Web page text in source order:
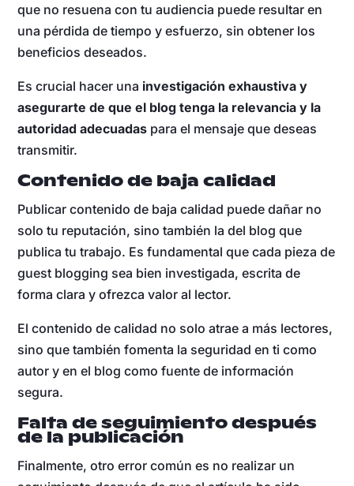
que no resuena con tu audiencia puede resultar en
una pérdida de tiempo y esfuerzo, sin obtener los
beneficios deseados.
Es crucial hacer una investigación exhaustiva y
asegurarte de que el blog tenga la relevancia y la
autoridad adecuadas para el mensaje que deseas
transmitir.
Contenido de baja calidad
Publicar contenido de baja calidad puede dañar no
solo tu reputación, sino también la del blog que
publica tu trabajo. Es fundamental que cada pieza de
guest blogging sea bien investigada, escrita de
forma clara y ofrezca valor al lector.
El contenido de calidad no solo atrae a más lectores,
sino que también fomenta la seguridad en ti como
autor y en el blog como fuente de información
segura.
Falta de seguimiento después
de la publicación
Finalmente, otro error común es no realizar un